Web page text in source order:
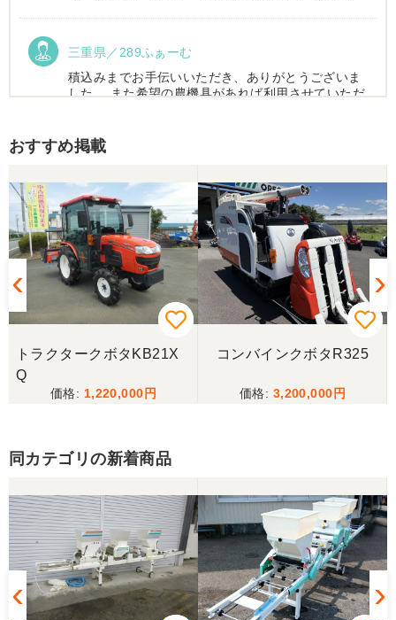
三重県／289ふぁーむ
積込みまでお手伝いいただき、ありがとうございま
した。 また希望の農機具があれば利用させていただ
この度はお世話になりました。また、機会があれば
よろしくお願いします。
三重県／ユウスケ
購入から引き取りまでスムーズでした。ありがとう
ございました。
当方の要望に対して、素早く対応していただき感謝
スタッフの鈴木さんが親切で機械に詳しく 丁寧にご
対応頂きました。 ありがとう！ 少し距離はあります
が、今後も農機具を買う際はのうき屋さんを利用し
ようと思います。
三重県／miraisann
おすすめ掲載
トラクタークボタKB21X
Q
1,220,000
コンバインクボタR325
3,200,000
同カテゴリの新着商品